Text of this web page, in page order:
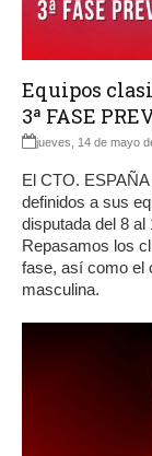
Equipos
3ª FASE
jueves, 14 de mayo
El CTO.
definidos a sus
disputada del 8
Repasamos los
fase, así como el
masculina.